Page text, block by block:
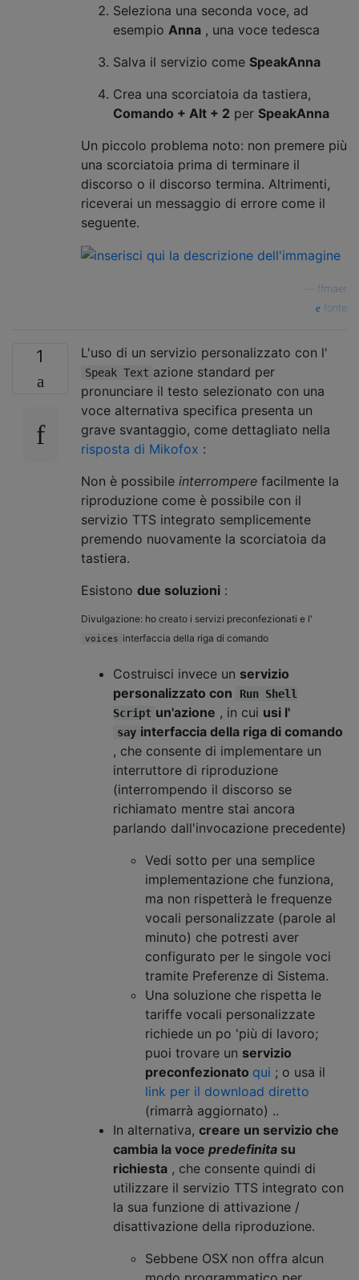
Seleziona una seconda voce, ad
esempio Anna , una voce tedesca
Salva il servizio come SpeakAnna
Crea una scorciatoia da tastiera,
Comando + Alt + 2 per SpeakAnna
Un piccolo problema noto: non premere più
una scorciatoia prima di terminare il
discorso o il discorso termina. Altrimenti,
riceverai un messaggio di errore come il
seguente.
ffmaer
fonte
1 L'uso di un servizio personalizzato con l'
Speak Text azione standard per
pronunciare il testo selezionato con una
voce alternativa specifica presenta un
grave svantaggio, come dettagliato nella
risposta di Mikofox :
Non è possibile interrompere facilmente la
riproduzione come è possibile con il
servizio TTS integrato semplicemente
premendo nuovamente la scorciatoia da
tastiera.
Esistono due soluzioni :
Divulgazione: ho creato i servizi preconfezionati e l'
voices interfaccia della riga di comando
Costruisci invece un servizio
personalizzato con
Run Shell
Script un'azione , in cui usi l'
say interfaccia della riga di comando
, che consente di implementare un
interruttore di riproduzione
(interrompendo il discorso se
richiamato mentre stai ancora
parlando dall'invocazione precedente)
Vedi sotto per una semplice
implementazione che funziona,
ma non rispetterà le frequenze
vocali personalizzate (parole al
minuto) che potresti aver
configurato per le singole voci
tramite Preferenze di Sistema.
Una soluzione che rispetta le
tariffe vocali personalizzate
richiede un po 'più di lavoro;
puoi trovare un servizio
preconfezionato qui ; o usa il
link per il download diretto
(rimarrà aggiornato) ..
In alternativa, creare un servizio che
cambia la voce predefinita su
richiesta , che consente quindi di
utilizzare il servizio TTS integrato con
la sua funzione di attivazione /
disattivazione della riproduzione.
Sebbene OSX non offra alcun